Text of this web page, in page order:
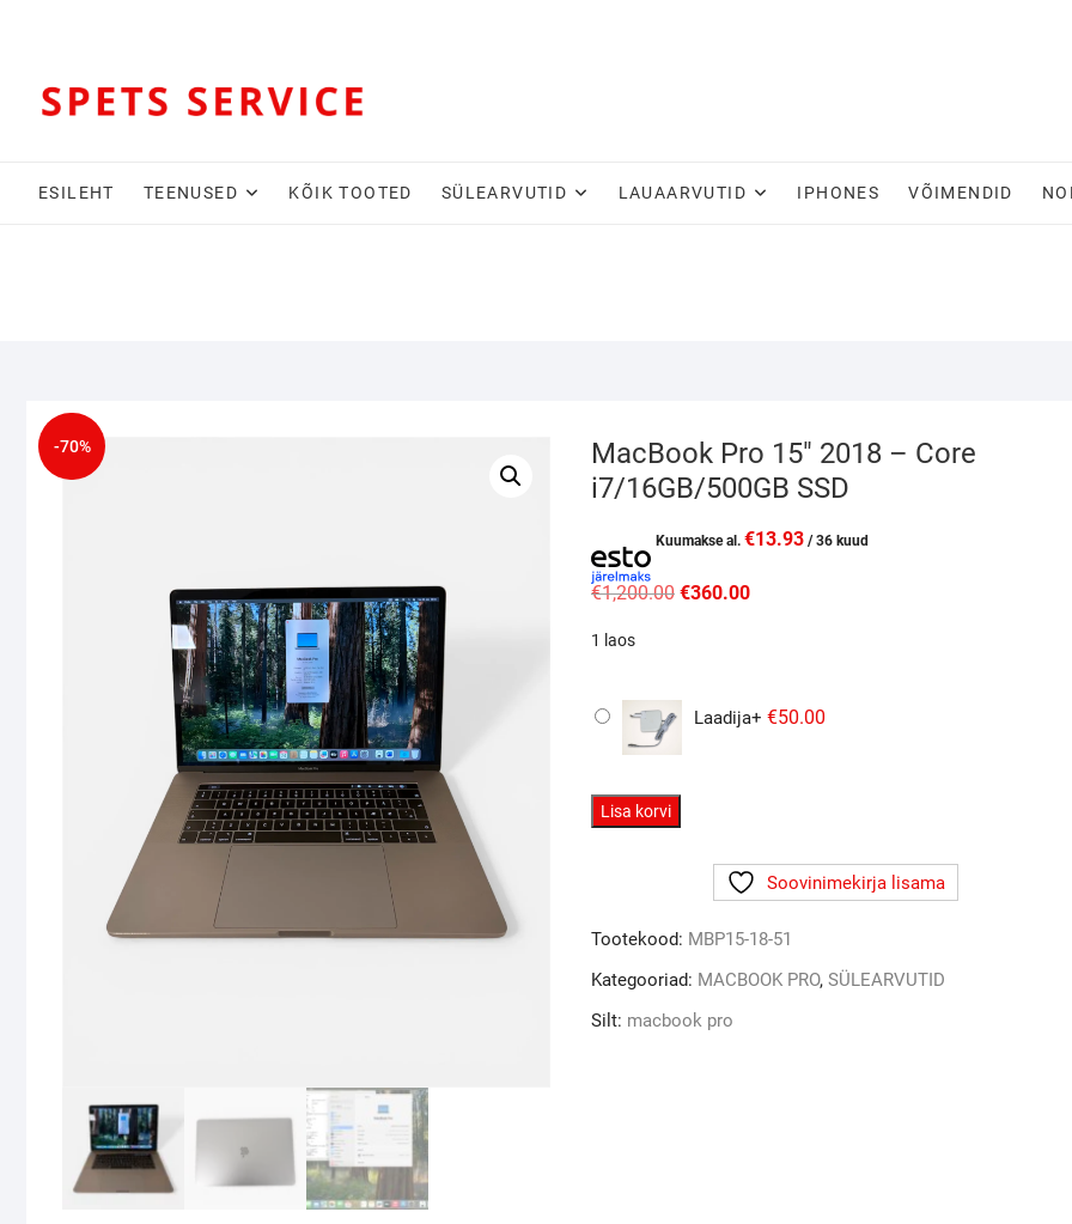
ESILEHT TEENUSED KÕIK TOOTED SÜLEARVUTID LAUAARVUTID IPHONES VÕIMENDID
-70%
MacBook Pro 15″ 2018 – Core
i7/16GB/500GB SSD
Kuumakse al. €13.93 / 36 kuud
€1,200.00 Algne
€360.00Current
1 laos
Laadija+ €50.00
MacBook
Core
i7/16GB/500GB
SSD
Lisa korvi
Soovinimekirja lisama
Tootekood: MBP15-18-51
Kategooriad: MACBOOK PRO, SÜLEARVUTID
Silt: macbook pro